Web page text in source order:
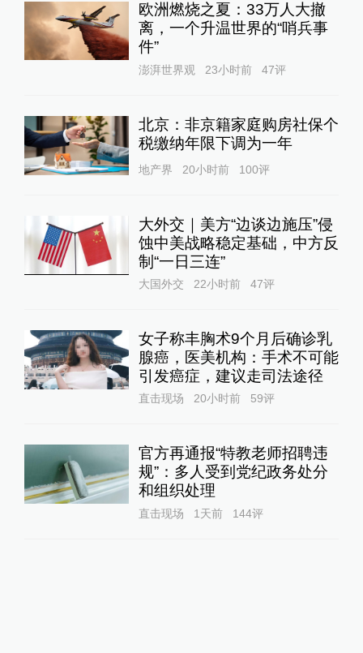
欧洲燃烧之夏：33万人大撤
离，一个升温世界的“哨兵事
件”
澎湃世界观 23小时前 47评
北京：非京籍家庭购房社保个
税缴纳年限下调为一年
地产界 20小时前 100评
大外交｜美方“边谈边施压”侵
蚀中美战略稳定基础，中方反
制“一日三连”
大国外交 22小时前 47评
女子称丰胸术9个月后确诊乳
腺癌，医美机构：手术不可能
引发癌症，建议走司法途径
直击现场 20小时前 59评
官方再通报“特教老师招聘违
规”：多人受到党纪政务处分
和组织处理
直击现场 1天前 144评